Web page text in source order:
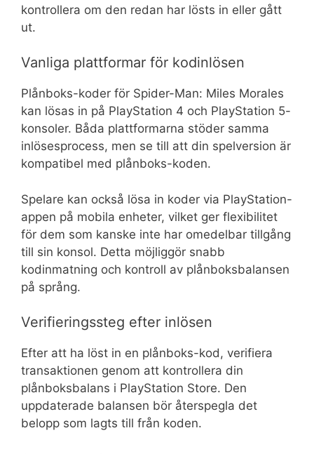
kontrollera om den redan har lösts in eller gått
ut.
Vanliga plattformar för kodinlösen
Plånboks-koder för Spider-Man: Miles Morales
kan lösas in på PlayStation 4 och PlayStation 5-
konsoler. Båda plattformarna stöder samma
inlösesprocess, men se till att din spelversion är
kompatibel med plånboks-koden.
Spelare kan också lösa in koder via PlayStation-
appen på mobila enheter, vilket ger flexibilitet
för dem som kanske inte har omedelbar tillgång
till sin konsol. Detta möjliggör snabb
kodinmatning och kontroll av plånboksbalansen
på språng.
Verifieringssteg efter inlösen
Efter att ha löst in en plånboks-kod, verifiera
transaktionen genom att kontrollera din
plånboksbalans i PlayStation Store. Den
uppdaterade balansen bör återspegla det
belopp som lagts till från koden.